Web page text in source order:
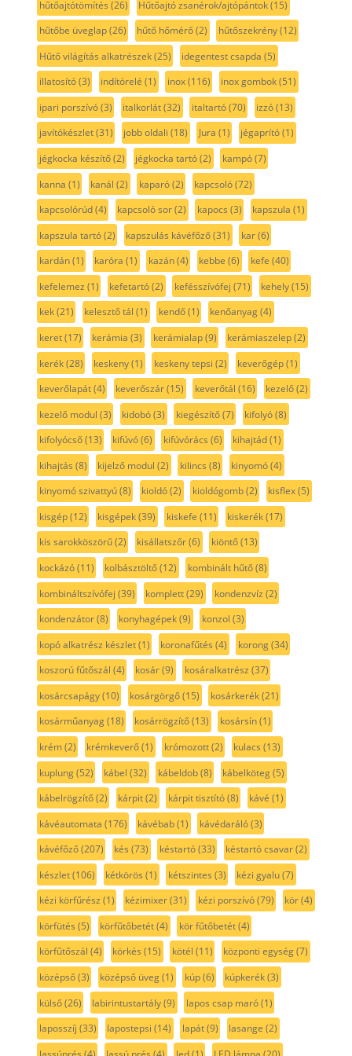
hűtőajtótömítés (26) Hűtőajtó zsanérok/ajtópántok(15)
hűtőbe üveglap(26) hűtő hőmérő(2) hűtőszekrény(12)
Hűtő világítás alkatrészek(25) idegentest csapda (5)
illatosító(3) indítórelé (1) inox(116) inox gombok(51)
ipari porszívó(3) italkorlát(32) italtartó(70) izzó(13)
javítókészlet(31) jobb oldali (18) Jura (1) jégaprító(1)
jégkocka készítő(2) jégkocka tartó(2) kampó(7)
kanna (1) kanál (2) kaparó(2) kapcsoló(72)
kapcsolórúd(4) kapcsoló sor(2) kapocs (3) kapszula (1)
kapszula tartó(2) kapszulás kávéfőző(31) kar(6)
kardán(1) karóra (1) kazán(4) kebbe (6) kefe (40)
kefelemez (1) kefetartó(2) kefésszívófej (71) kehely(15)
kek(21) kelesztő tál (1) kendő(1) kenőanyag(4)
keret(17) kerámia (3) kerámialap(9) kerámiaszelep(2)
kerék(28) keskeny(1) keskeny tepsi (2) keverőgép(1)
keverőlapát(4) keverőszár(15) keverőtál (16) kezelő(2)
kezelő modul (3) kidobó(3) kiegészítő(7) kifolyó(8)
kifolyócső(13) kifúvó(6) kifúvórács (6) kihajtád(1)
kihajtás (8) kijelző modul (2) kilincs (8) kinyomó(4)
kinyomó szivattyú(8) kioldó(2) kioldógomb(2) kisflex(5)
kisgép(12) kisgépek(39) kiskefe (11) kiskerék(17)
kis sarokköszörű(2) kisállatszőr(6) kiöntő(13)
kockázó(11) kolbásztöltő(12) kombinált hűtő(8)
kombináltszívófej (39) komplett(29) kondenzvíz (2)
kondenzátor(8) konyhagépek(9) konzol (3)
kopó alkatrész készlet(1) koronafűtés (4) korong(34)
koszorú fűtőszál (4) kosár(9) kosáralkatrész (37)
kosárcsapágy(10) kosárgörgő(15) kosárkerék(21)
kosárműanyag(18) kosárrögzítő(13) kosársín(1)
krém(2) krémkeverő(1) krómozott(2) kulacs (13)
kuplung(52) kábel (32) kábeldob(8) kábelköteg(5)
kábelrögzítő(2) kárpit(2) kárpit tisztító(8) kávé (1)
kávéautomata (176) kávébab(1) kávédaráló(3)
kávéfőző(207) kés (73) késtartó(33) késtartó csavar(2)
készlet(106) kétkörös (1) kétszintes (3) kézi gyalu(7)
kézi körfűrész (1) kézimixer(31) kézi porszívó(79) kör(4)
körfütés (5) körfűtőbetét(4) kör fűtőbetét(4)
körfűtőszál (4) körkés (15) kötél (11) központi egység(7)
középső(3) középső üveg(1) kúp(6) kúpkerék(3)
külső(26) labirintustartály(9) lapos csap maró(1)
laposszíj (33) lapostepsi (14) lapát(9) lasange (2)